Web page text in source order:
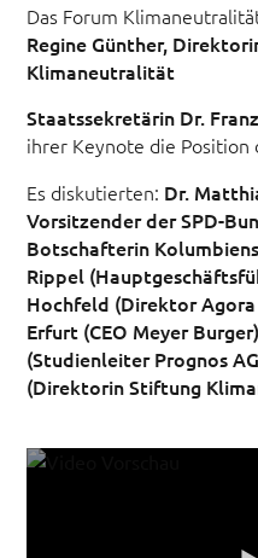
Das Forum
Regine Günther,
Klimaneutralität
Staatssekretärin Dr.
ihrer Keynote die Position
Es diskutierten: Dr.
Vorsitzender der SPD-
Botschafterin
Rippel
Hochfeld (Direktor
Erfurt (CEO Meyer
(Studienleiter Prognos
(Direktorin Stiftung